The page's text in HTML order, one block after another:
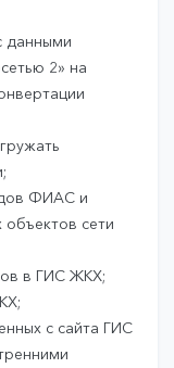
данными
2» на
ФИАС и
сети
в ГИС ЖКХ;
с сайта ГИС